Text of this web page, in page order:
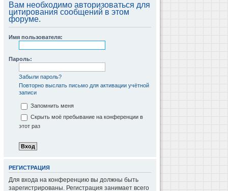
Вам необходимо авторизоваться для
цитирования сообщений в этом
форуме.
Имя пользователя:
Пароль:
Забыли пароль?
Повторно выслать письмо для активации учётной
записи
Запомнить меня
Скрыть моё пребывание на конференции в
этот раз
РЕГИСТРАЦИЯ
Для входа на конференцию вы должны быть
зарегистрированы. Регистрация занимает всего